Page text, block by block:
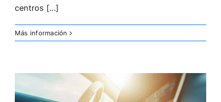
centros [...]
Más información